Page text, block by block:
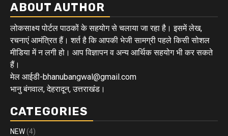
ABOUT AUTHOR
लोकसाक्ष्य पोर्टल पाठकों के सहयोग से चलाया जा रहा है। इसमें लेख,
रचनाएं आमंत्रित हैं। शर्त है कि आपकी भेजी सामग्री पहले किसी सोशल
मीडिया में न लगी हो। आप विज्ञापन व अन्य आर्थिक सहयोग भी कर सकते
हैं।
मेल आईडी-bhanubangwal@gmail.com
भानु बंगवाल, देहरादून, उत्तराखंड।
CATEGORIES
NEW (4)